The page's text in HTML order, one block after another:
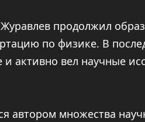
продолжил
по физике. В
и активно вел научные
автором множества